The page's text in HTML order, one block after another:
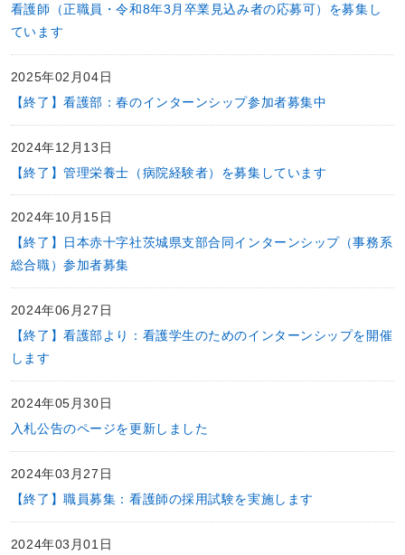
看護師（正職員・令和8年3月卒業見込み者の応募可）を募集し
ています
2025年02月04日
【終了】看護部：春のインターンシップ参加者募集中
2024年12月13日
【終了】管理栄養士（病院経験者）を募集しています
2024年10月15日
【終了】日本赤十字社茨城県支部合同インターンシップ（事務系
総合職）参加者募集
2024年06月27日
【終了】看護部より：看護学生のためのインターンシップを開催
します
2024年05月30日
入札公告のページを更新しました
2024年03月27日
【終了】職員募集：看護師の採用試験を実施します
2024年03月01日